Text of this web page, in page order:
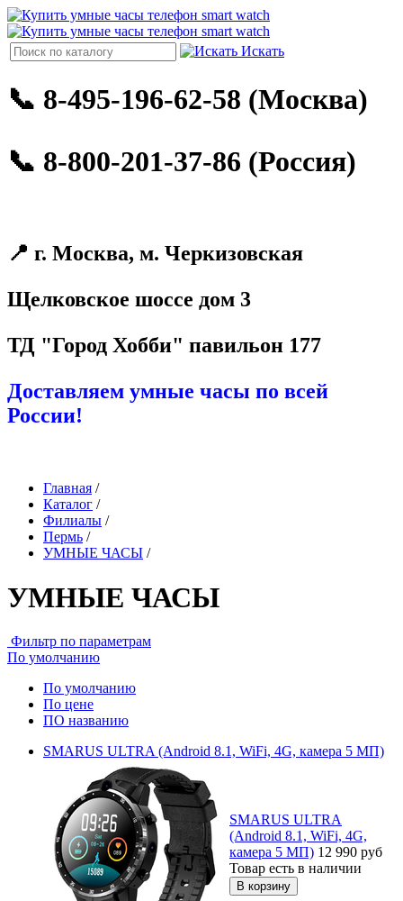
Искать
📞 8-495-196-62-58 (Москва)
📞 8-800-201-37-86 (Россия)
📍 г. Москва, м. Черкизовская
Щелковское шоссе дом 3
ТД "Город Хобби" павильон 177
Доставляем умные часы по всей
России!
Главная /
Каталог /
Филиалы /
Пермь /
УМНЫЕ ЧАСЫ /
УМНЫЕ ЧАСЫ
Фильтр по параметрам
По умолчанию
По умолчанию
По цене
ПО названию
SMARUS ULTRA (Android 8.1, WiFi, 4G, камера 5 МП)
SMARUS ULTRA
(Android 8.1, WiFi, 4G,
камера 5 МП) 12 990 руб
Товар есть в наличии